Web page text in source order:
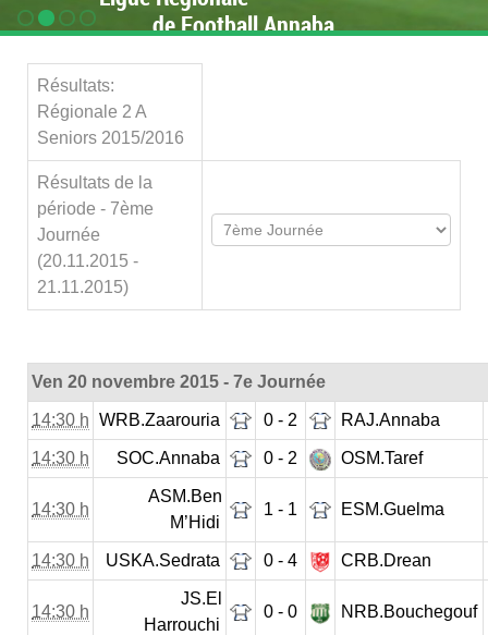
de Football Annaba
Résultats:
Régionale 2 A
Seniors 2015/2016
Résultats de la
période - 7ème
Journée
(20.11.2015 -
21.11.2015)
Ven 20 novembre 2015 - 7e Journée
14:30 h WRB.Zaarouria 0 - 2 RAJ.Annaba
14:30 h SOC.Annaba 0 - 2 OSM.Taref
14:30 h
ASM.Ben
M’Hidi
1 - 1 ESM.Guelma
14:30 h USKA.Sedrata 0 - 4 CRB.Drean
14:30 h
JS.El
Harrouchi
0 - 0 NRB.Bouchegouf